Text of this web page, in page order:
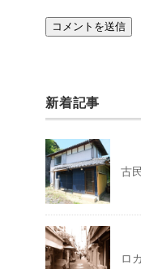
新着記事
古
ロ